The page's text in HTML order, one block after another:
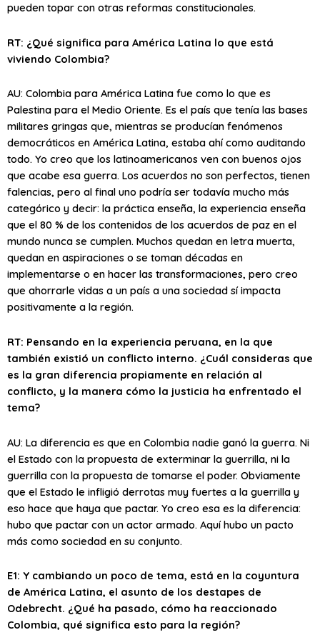
pueden topar con otras reformas constitucionales.
RT: ¿Qué significa para América Latina lo que está
viviendo Colombia?
AU: Colombia para América Latina fue como lo que es
Palestina para el Medio Oriente. Es el país que tenía las bases
militares gringas que, mientras se producían fenómenos
democráticos en América Latina, estaba ahí como auditando
todo. Yo creo que los latinoamericanos ven con buenos ojos
que acabe esa guerra. Los acuerdos no son perfectos, tienen
falencias, pero al final uno podría ser todavía mucho más
categórico y decir: la práctica enseña, la experiencia enseña
que el 80 % de los contenidos de los acuerdos de paz en el
mundo nunca se cumplen. Muchos quedan en letra muerta,
quedan en aspiraciones o se toman décadas en
implementarse o en hacer las transformaciones, pero creo
que ahorrarle vidas a un país a una sociedad sí impacta
positivamente a la región.
RT: Pensando en la experiencia peruana, en la que
también existió un conflicto interno. ¿Cuál consideras que
es la gran diferencia propiamente en relación al
conflicto, y la manera cómo la justicia ha enfrentado el
tema?
AU: La diferencia es que en Colombia nadie ganó la guerra. Ni
el Estado con la propuesta de exterminar la guerrilla, ni la
guerrilla con la propuesta de tomarse el poder. Obviamente
que el Estado le infligió derrotas muy fuertes a la guerrilla y
eso hace que haya que pactar. Yo creo esa es la diferencia:
hubo que pactar con un actor armado. Aquí hubo un pacto
más como sociedad en su conjunto.
E1: Y cambiando un poco de tema, está en la coyuntura
de América Latina, el asunto de los destapes de
Odebrecht. ¿Qué ha pasado, cómo ha reaccionado
Colombia, qué significa esto para la región?